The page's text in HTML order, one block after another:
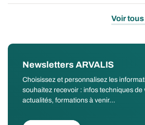
Voir
Newsletters ARVALIS
Choisissez et personnalisez les
souhaitez recevoir : infos techniques de
actualités, formations à venir...